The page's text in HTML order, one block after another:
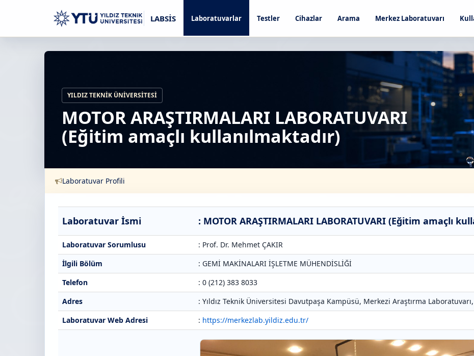
LABSİS Laboratuvarlar Testler Cihazlar Arama Merkez Laboratuvarı
YILDIZ TEKNIK ÜNIVERSITESI
MOTOR ARAŞTIRMALARI LABORATUVARI
(Eğitim amaçlı kullanılmaktadır)
Laboratuvar Profili
Laboratuvar İsmi : MOTOR ARAŞTIRMALARI LABORATUVARI (Eğitim amaçlı
Laboratuvar Sorumlusu
: Prof. Dr. Mehmet ÇAKIR
İlgili Bölüm
: GEMİ MAKİNALARI İŞLETME MÜHENDİSLİĞİ
Telefon
: 0 (212) 383 8033
Adres
: Yıldız Teknik Üniversitesi Davutpaşa Kampüsü, Merkezi Araştırma
Laboratuvar Web Adresi
: https://merkezlab.yildiz.edu.tr/